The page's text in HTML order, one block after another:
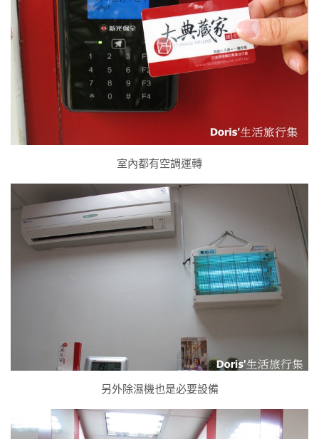
室內都有空調運轉
另外除濕機也是必要設備